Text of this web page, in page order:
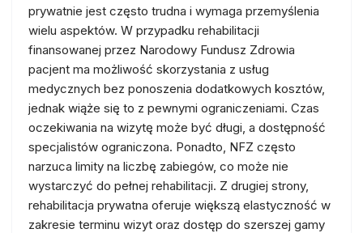
prywatnie jest często trudna i wymaga przemyślenia
wielu aspektów. W przypadku rehabilitacji
finansowanej przez Narodowy Fundusz Zdrowia
pacjent ma możliwość skorzystania z usług
medycznych bez ponoszenia dodatkowych kosztów,
jednak wiąże się to z pewnymi ograniczeniami. Czas
oczekiwania na wizytę może być długi, a dostępność
specjalistów ograniczona. Ponadto, NFZ często
narzuca limity na liczbę zabiegów, co może nie
wystarczyć do pełnej rehabilitacji. Z drugiej strony,
rehabilitacja prywatna oferuje większą elastyczność w
zakresie terminu wizyt oraz dostęp do szerszej gamy